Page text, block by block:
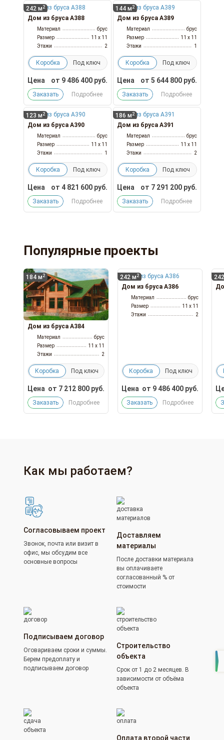
242 м 2
Дом из бруса А388
Материал
брус
Размер
11 x 11
Этажи
2
Коробка Под ключ
Цена от 9 486 400руб.
Заказать Подробнее
144 м 2
Дом из бруса А389
Материал
брус
Размер
11 x 11
Этажи
1
Коробка Под ключ
Цена от 5 644 800руб.
Заказать Подробнее
123 м 2
Дом из бруса А390
Материал
брус
Размер
11 x 11
Этажи
1
Коробка Под ключ
Цена от 4 821 600руб.
Заказать Подробнее
186 м 2
Дом из бруса А391
Материал
брус
Размер
11 x 11
Этажи
2
Коробка Под ключ
Цена от 7 291 200руб.
Заказать Подробнее
Популярные проекты
184 м 2
Дом из бруса А384
Материал
брус
Размер
11 x 11
Этажи
2
Коробка Под ключ
Цена от 7 212 800руб.
Заказать Подробнее
242 м 2
Дом из бруса А386
Материал
брус
Размер
11 x 11
Этажи
2
Коробка Под ключ
Цена от 9 486 400руб.
Заказать Подробнее
Как мы работаем?
Согласовываем проект
Звонок, почта или визит в
офис, мы обсудим все
основные вопросы
Доставляем
материалы
После доставки материала
вы оплачиваете
согласованный % от
стоимости
Подписываем договор
Оговариваем сроки и суммы.
Берем предоплату и
подписываем договор
Строительство
объекта
Срок от 1 до 2 месяцев. В
зависимости от объёма
объекта
Оплата второй части